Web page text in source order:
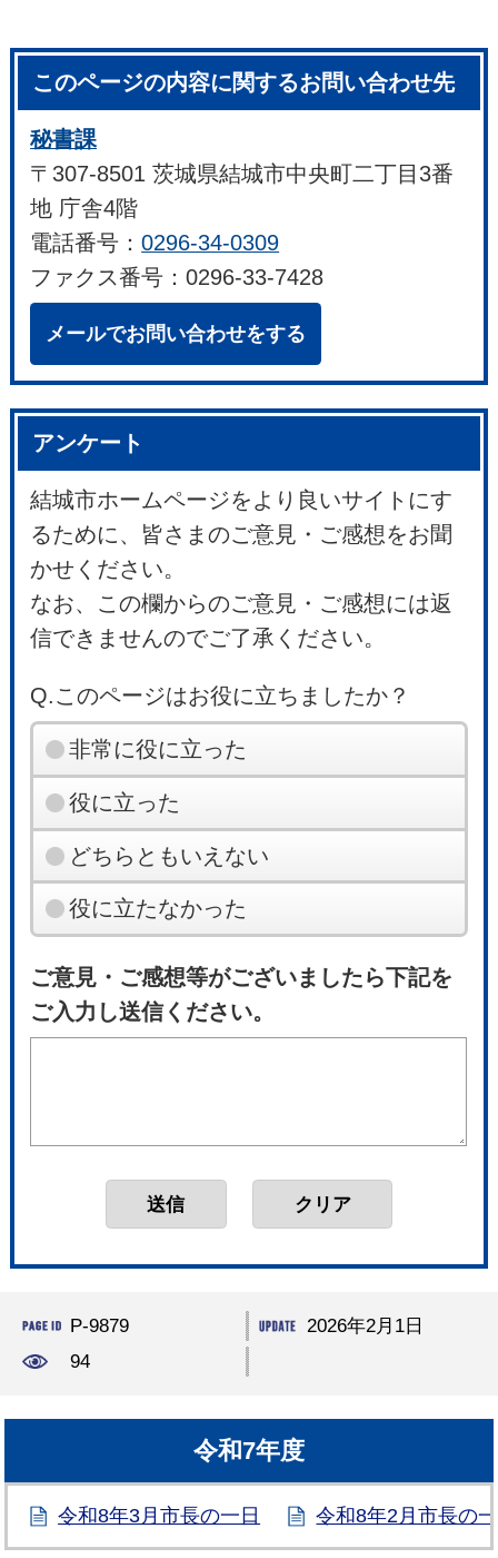
このページの内容に関するお問い合わせ先
秘書課
〒307-8501 茨城県結城市中央町二丁目3番
地 庁舎4階
電話番号：0296-34-0309
ファクス番号：0296-33-7428
メールでお問い合わせをする
アンケート
結城市ホームページをより良いサイトにす
るために、皆さまのご意見・ご感想をお聞
かせください。
なお、この欄からのご意見・ご感想には返
信できませんのでご了承ください。
Q.このページはお役に立ちましたか？
非常に役に立った
役に立った
どちらともいえない
役に立たなかった
ご意見・ご感想等がございましたら下記を
ご入力し送信ください。
P-9879
2026年2月1日
94
令和7年度
令和8年3月市長の一日 令和8年2月市長の